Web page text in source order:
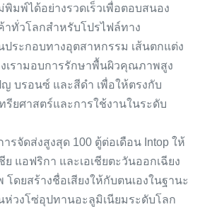
มพ์ได้อย่างรวดเร็วเพื่อตอบสนอง
ทั่วโลกสำหรับโปรไฟล์ทาง
ระกอบทางอุตสาหกรรม เส้นตกแต่ง
เรามอบการรักษาพื้นผิวคุณภาพสูง
ญ บรอนซ์ และสีดำ เพื่อให้ตรงกับ
ยศาสตร์และการใช้งานในระดับ
รจัดส่งสูงสุด 100 ตู้ต่อเดือน Intop ให้
ย แอฟริกา และเอเชียตะวันออกเฉียง
ดยสร้างชื่อเสียงให้กับตนเองในฐานะ
วงโซ่อุปทานอะลูมิเนียมระดับโลก